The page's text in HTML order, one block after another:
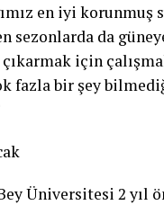
en iyi
sezonlarda da
için
fazla bir şey
Üniversitesi 2 yıl